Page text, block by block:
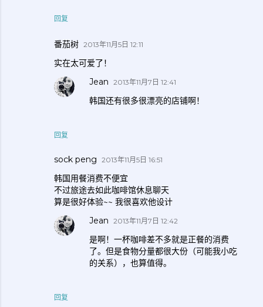
回复
番茄树 2013年11月5日 12:11
实在太可爱了！
回复
Jean 2013年11月7日 12:41
韩国还有很多很漂亮的店铺啊！
sock peng 2013年11月5日 16:51
韩国用餐消费不便宜
不过旅途去如此咖啡馆休息聊天
算是很好体验~~ 我很喜欢他设计
回复
Jean 2013年11月7日 12:42
是啊！一杯咖啡差不多就是正餐的消费
了。但是食物分量都很大份（可能我小吃
的关系），也算值得。